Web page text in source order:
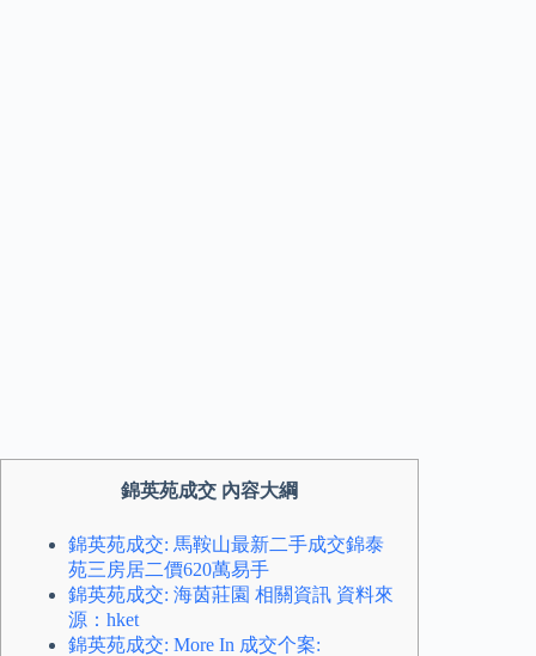
錦英苑成交 內容大綱
錦英苑成交: 馬鞍山最新二手成交錦泰
苑三房居二價620萬易手
錦英苑成交: 海茵莊園 相關資訊 資料來
源：hket
錦英苑成交: More In 成交个案: